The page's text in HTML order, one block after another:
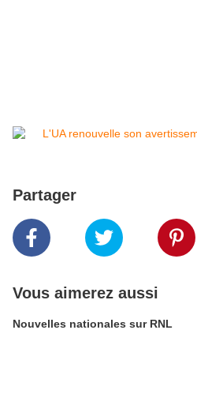
Partager
Vous aimerez aussi
Nouvelles nationales sur RNL